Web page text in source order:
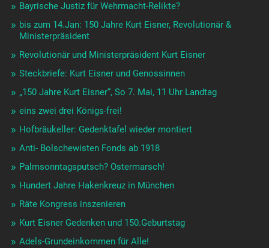
Bayrische Justiz für Wehrmacht-Relikte?
bis zum 14.Jan: 150 Jahre Kurt Eisner, Revolutionär &
Ministerpräsident
Revolutionär und Ministerpräsident Kurt Eisner
Steckbriefe: Kurt Eisner und Genossinnen
„150 Jahre Kurt Eisner“, So 7. Mai, 11 Uhr Landtag
eins zwei drei Königs-frei!
Hofbräukeller: Gedenktafel wieder montiert
Anti- Bolschewisten Fonds ab 1918
Palmsonntagsputsch? Ostermarsch!
Hundert Jahre Hakenkreuz in München
Räte Kongress inszenieren
Kurt Eisner Gedenken und 150.Geburtstag
Adels-Grundeinkommen für Alle!